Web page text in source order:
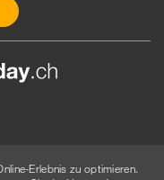
Erlebnis zu optimieren.